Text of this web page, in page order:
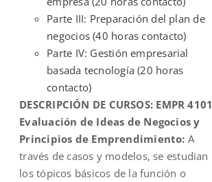
Parte III: Preparación del plan de
negocios (40 horas contacto)
Parte IV: Gestión empresarial
basada tecnología (20 horas
contacto)
DESCRIPCIÓN DE CURSOS: EMPR 4101
Evaluación de Ideas de Negocios y
Principios de Emprendimiento: A
través de casos y modelos, se estudian
los tópicos básicos de la función o